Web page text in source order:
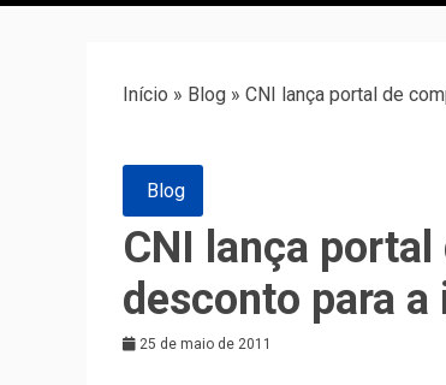
Início » Blog » CNI lança portal de
Blog
CNI lança
desconto para
25 de maio de 2011